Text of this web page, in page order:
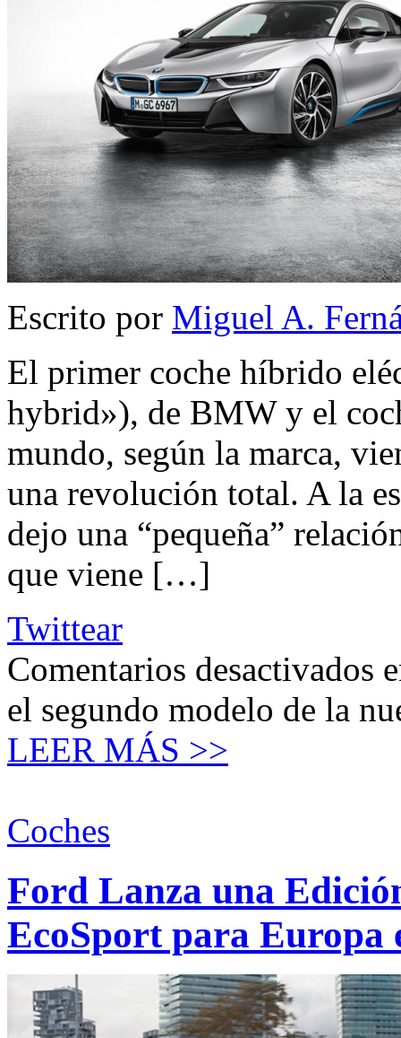
Escrito por Miguel A.
El primer coche híbrido
hybrid»), de BMW y el
mundo, según la marca,
una revolución total. A la
dejo una “pequeña”
que viene […]
Twittear
Comentarios desactivados
el segundo modelo de la
LEER MÁS >>
Coches
Ford Lanza una
EcoSport para Europa